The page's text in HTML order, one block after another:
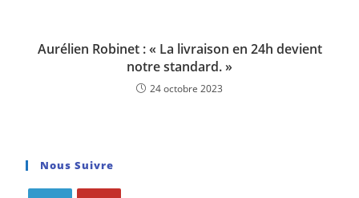
Aurélien Robinet : « La livraison en 24h devient
notre standard. »
24 octobre 2023
Nous Suivre